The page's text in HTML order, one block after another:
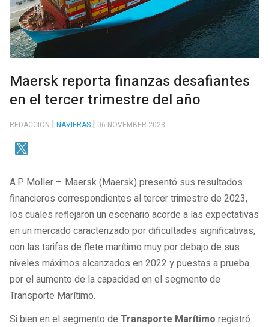
Maersk reporta finanzas desafiantes
en el tercer trimestre del año
REDACCIÓN NAVIERAS 06 NOVEMBER 2023
A.P. Moller – Maersk (Maersk) presentó sus resultados
financieros correspondientes al tercer trimestre de 2023,
los cuales reflejaron un escenario acorde a las expectativas
en un mercado caracterizado por dificultades significativas,
con las tarifas de flete marítimo muy por debajo de sus
niveles máximos alcanzados en 2022 y puestas a prueba
por el aumento de la capacidad en el segmento de
Transporte Marítimo.
Si bien en el segmento de Transporte Marítimo registró